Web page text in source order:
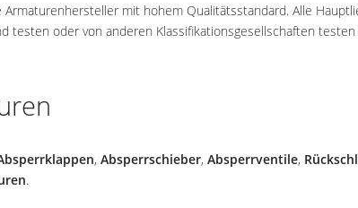
mit hohem Qualitätsstandard. Alle
testen oder von anderen Klassifikationsgesellschaften testen
, Absperrschieber, Absperrventile,
.